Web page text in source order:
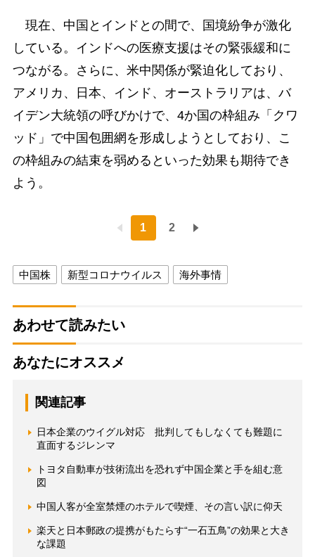
現在、中国とインドとの間で、国境紛争が激化
している。インドへの医療支援はその緊張緩和に
つながる。さらに、米中関係が緊迫化しており、
アメリカ、日本、インド、オーストラリアは、バ
イデン大統領の呼びかけで、4か国の枠組み「クワ
ッド」で中国包囲網を形成しようとしており、こ
の枠組みの結束を弱めるといった効果も期待でき
よう。
1 2
中国株 新型コロナウイルス 海外事情
あわせて読みたい
あなたにオススメ
関連記事
日本企業のウイグル対応 批判してもしなくても難題に
直面するジレンマ
トヨタ自動車が技術流出を恐れず中国企業と手を組む意
図
中国人客が全室禁煙のホテルで喫煙、その言い訳に仰天
楽天と日本郵政の提携がもたらす“一石五鳥”の効果と大き
な課題